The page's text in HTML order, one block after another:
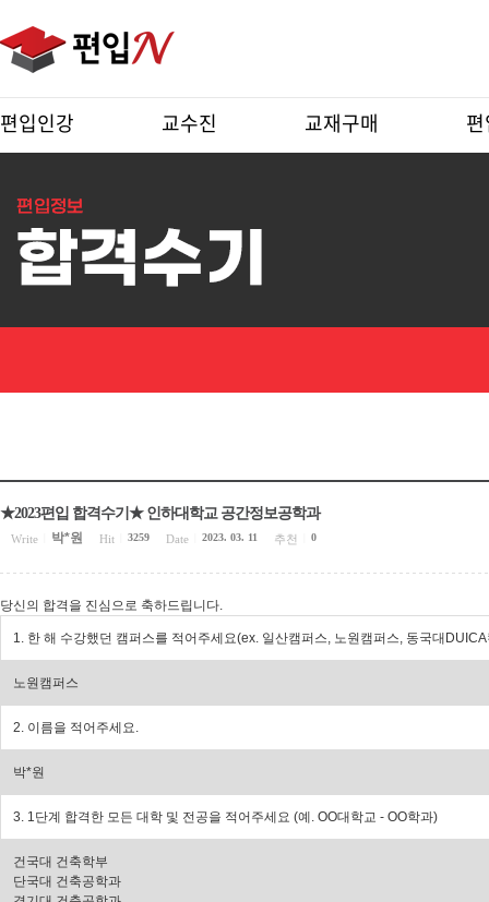
편입인강 교수진 교재구매
★2023편입 합격수기★ 인하대학교 공간정보공학과
Write 박*원 Hit 3259 Date 2023. 03. 11 추천 0
당신의 합격을 진심으로 축하드립니다.
1. 한 해 수강했던 캠퍼스를 적어주세요(ex. 일산캠퍼스, 노원캠퍼스, 동국대
노원캠퍼스
2. 이름을 적어주세요.
박*원
3. 1단계 합격한 모든 대학 및 전공을 적어주세요 (예. OO대학교 - OO학과)
건국대 건축학부
단국대 건축공학과